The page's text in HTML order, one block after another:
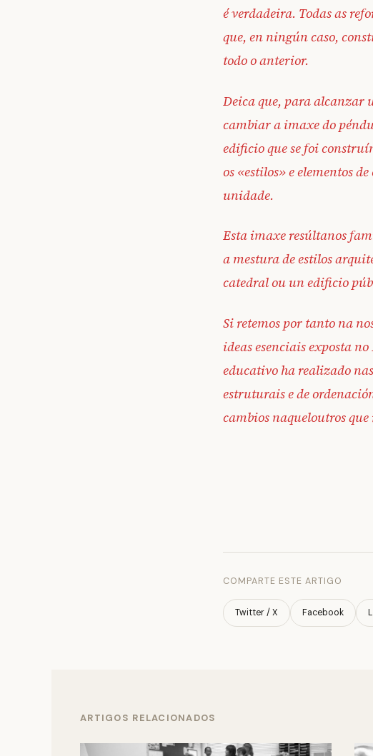
é verdadeira. Todas as
que, en ningún caso,
todo o anterior.
Deica que, para alcanzar
cambiar a imaxe do
edificio que se foi
os «estilos» e elementos
unidade.
Esta imaxe resúltanos
a mestura de estilos
catedral ou un edificio
Si retemos por tanto na
ideas esenciais exposta
educativo ha realizado
estruturais e de
cambios naqueloutros
COMPARTE ESTE ARTIGO
Twitter / X Facebook
ARTIGOS RELACIONADOS